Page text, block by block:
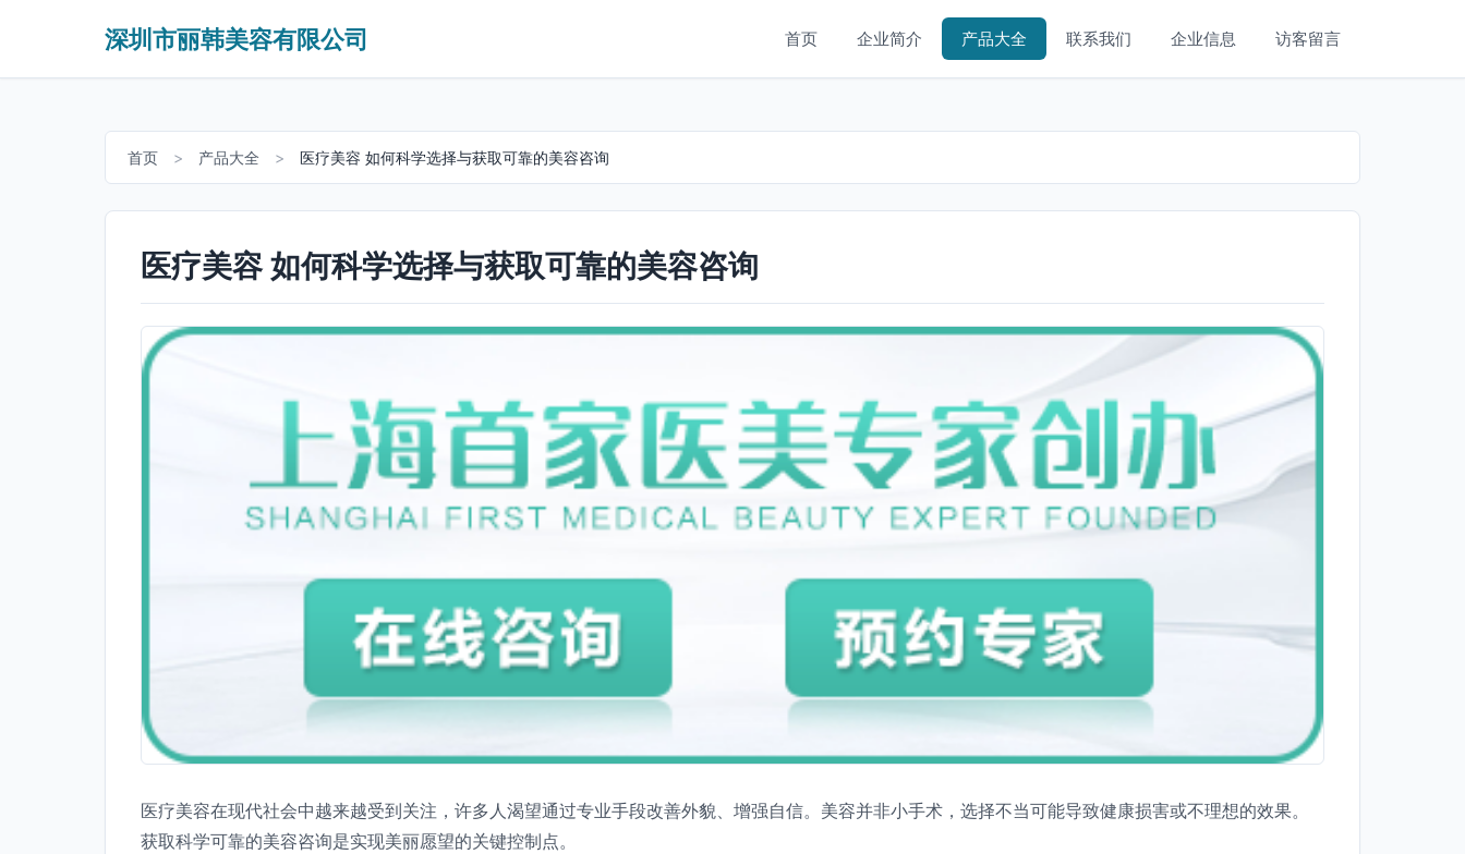
深圳市丽韩美容有限公司 首页 企业简介 产品大全 联系我们 企业信息 访客留言
首页 > 产品大全 > 医疗美容 如何科学选择与获取可靠的美容咨询
医疗美容 如何科学选择与获取可靠的美容咨询
医疗美容在现代社会中越来越受到关注，许多人渴望通过专业手段改善外貌、增强自信。美容并非小手术，选择不当可能导致健康损害或不理想的效果。
获取科学可靠的美容咨询是实现美丽愿望的关键控制点。